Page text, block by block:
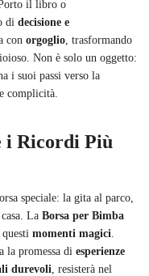
il libro o
di decisione e
con orgoglio , trasformando
Non è solo un oggetto:
i suoi passi verso la
complicità.
i Ricordi Più
speciale: la gita al parco,
La Borsa per Bimba
momenti magici
la promessa di esperienze
durevoli , resisterà nel